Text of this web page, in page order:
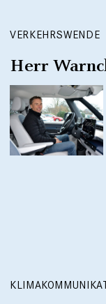
VERKEHRSWENDE
Herr